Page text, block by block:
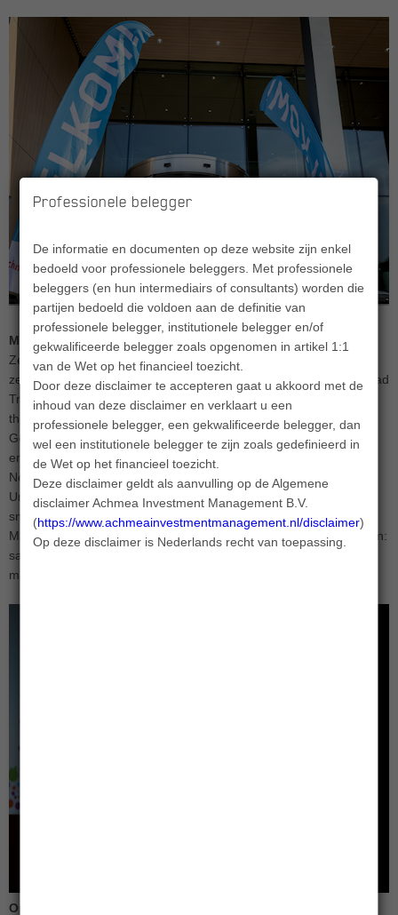
Professionele belegger
De informatie en documenten op deze website zijn enkel
bedoeld voor professionele beleggers. Met professionele
beleggers (en hun intermediairs of consultants) worden die
partijen bedoeld die voldoen aan de definitie van
professionele belegger, institutionele belegger en/of
gekwalificeerde belegger zoals opgenomen in artikel 1:1
van de Wet op het financieel toezicht.
Door deze disclaimer te accepteren gaat u akkoord met de
inhoud van deze disclaimer en verklaart u een
professionele belegger, een gekwalificeerde belegger, dan
wel een institutionele belegger te zijn zoals gedefinieerd in
de Wet op het financieel toezicht.
Deze disclaimer geldt als aanvulling op de Algemene
disclaimer Achmea Investment Management B.V.
(https://www.achmeainvestmentmanagement.nl/disclaimer).
Op deze disclaimer is Nederlands recht van toepassing.
Marjan Minnesma: icoon van duurzaamheid
Zeg je duurzaam, dan zeg je Marjan Minnesma. Diverse keren is
ze al uitgeroepen tot nummer 1 van de Duurzame 100 van Dagblad
Trouw, een lijst van de meest invloedrijke Nederlanders op het
thema duurzaamheid. En vorig jaar nog won ze de prestigieuze
Goldman Environmental Prize. Opgeleid als bedrijfskundige, jurist
en filosoof ontwikkelde Marjan zich tot een boegbeeld van de
Nederlandse energietransitie. Dat doet ze vanuit de Stichting
Urgenda die ze in 2007 mede oprichtte en die zich inzet voor een
snellere transitie naar een duurzame energievoorziening. Marjan
Minnesma wil haar strijd voor een duurzame wereld samen voeren:
samen met het bedrijfsleven, met overheden, met
maatschappelijke organisaties en met particulieren.
Opschalen en versnellen